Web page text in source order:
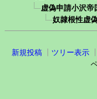
虚偽申請小沢帝
奴隷根性虚
新規投稿
ツリー表示